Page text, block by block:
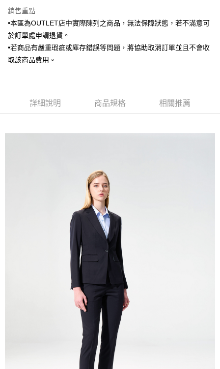
台灣樂天信用卡公司
玉山商業銀行
台灣樂天信用卡公司
新竹物流宅配
每筆NT$350，滿NT$3,500(含以上)免運費
銷售重點
•本區為OUTLET店中實際陳列之商品，無法保障狀態，若不滿意可
於訂單處申請退貨。
•若商品有嚴重瑕疵或庫存錯誤等問題，將協助取消訂單並且不會收
取該商品費用。
詳細說明 商品規格 相關推薦